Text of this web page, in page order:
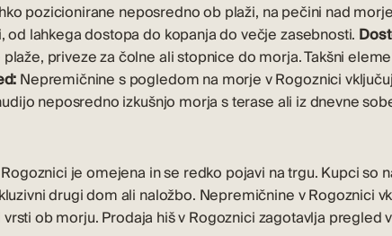
pozicionirane neposredno ob plaži, na pečini nad
od lahkega dostopa do kopanja do večje zasebnosti.
priveze za čolne ali stopnice do morja. Takšni
Nepremičnine s pogledom na morje v Rogoznici
neposredno izkušnjo morja s terase ali iz dnevne
je omejena in se redko pojavi na trgu. Kupci so
drugi dom ali naložbo. Nepremičnine v Rogoznici
ob morju.Prodaja hiš v Rogoznicizagotavlja pregled